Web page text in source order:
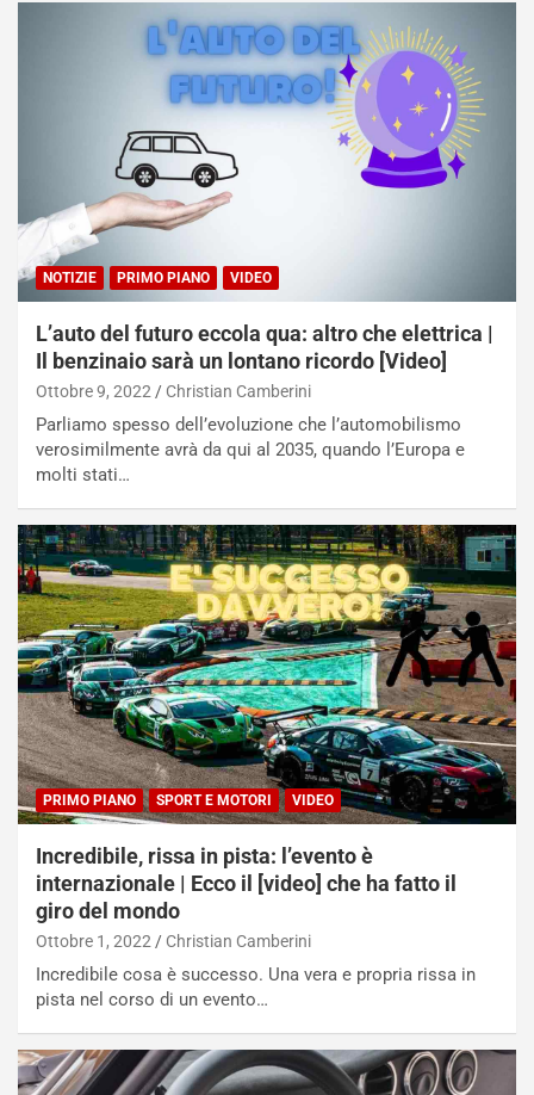
NOTIZIE PRIMO PIANO VIDEO
L’auto del futuro eccola qua: altro che elettrica |
Il benzinaio sarà un lontano ricordo [Video]
Ottobre 9, 2022 Christian Camberini
Parliamo spesso dell’evoluzione che l’automobilismo
verosimilmente avrà da qui al 2035, quando l’Europa e
molti stati…
PRIMO PIANO SPORT E MOTORI VIDEO
Incredibile, rissa in pista: l’evento è
internazionale | Ecco il [video] che ha fatto il
giro del mondo
Ottobre 1, 2022 Christian Camberini
Incredibile cosa è successo. Una vera e propria rissa in
pista nel corso di un evento…